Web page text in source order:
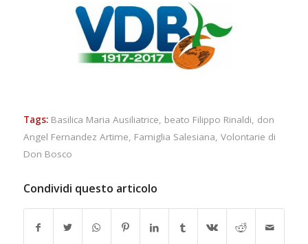
Tags: Basilica Maria Ausiliatrice, beato Filippo Rinaldi, don
Angel Fernandez Artime, Famiglia Salesiana, Volontarie di
Don Bosco
Condividi questo articolo